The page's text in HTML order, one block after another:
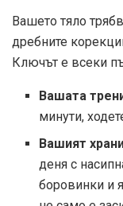
Вашето тяло
дребните
Ключът е всеки
Вашата
минути,
Вашият
деня с
боровинки и